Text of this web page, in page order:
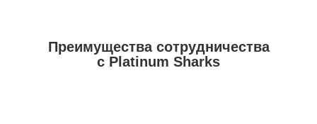
Преимущества сотрудничества
с Platinum Sharks